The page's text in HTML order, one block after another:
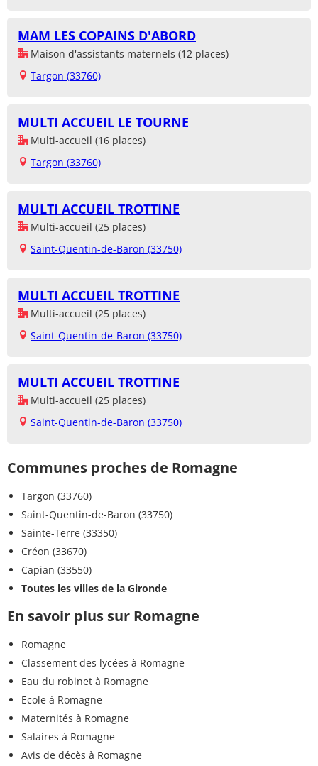
MAM LES COPAINS D'ABORD
Maison d'assistants maternels (12 places)
Targon (33760)
MULTI ACCUEIL LE TOURNE
Multi-accueil (16 places)
Targon (33760)
MULTI ACCUEIL TROTTINE
Multi-accueil (25 places)
Saint-Quentin-de-Baron (33750)
MULTI ACCUEIL TROTTINE
Multi-accueil (25 places)
Saint-Quentin-de-Baron (33750)
MULTI ACCUEIL TROTTINE
Multi-accueil (25 places)
Saint-Quentin-de-Baron (33750)
Communes proches de Romagne
Targon (33760)
Saint-Quentin-de-Baron (33750)
Sainte-Terre (33350)
Créon (33670)
Capian (33550)
Toutes les villes de la Gironde
En savoir plus sur Romagne
Romagne
Classement des lycées à Romagne
Eau du robinet à Romagne
Ecole à Romagne
Maternités à Romagne
Salaires à Romagne
Avis de décès à Romagne